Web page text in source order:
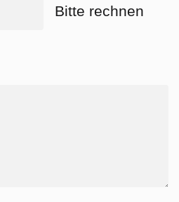
Bitte rechnen